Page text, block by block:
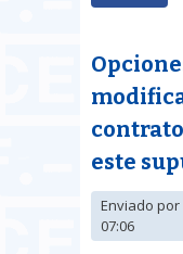
este
Enviado por
07:06